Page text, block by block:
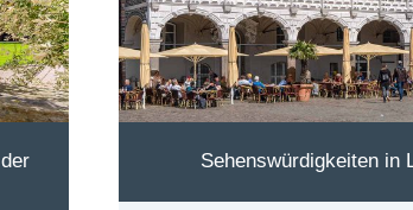
Sehenswürdigkeiten in